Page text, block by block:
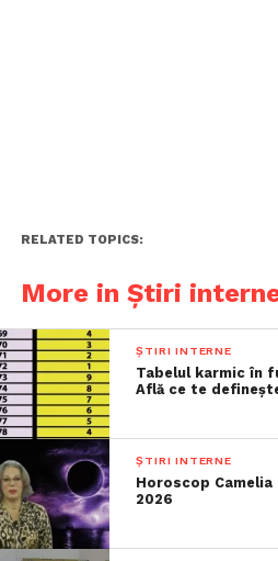
RELATED TOPICS:
More in Știri
ȘTIRI INTERNE
Tabelul karmic în
Află ce te
ȘTIRI INTERNE
Horoscop Camelia
2026